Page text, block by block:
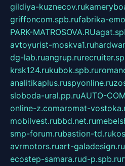
gildiya-kuznecov.ru
griffoncom.spb.rufabrika-
PARK-MATROSOVA.RU
avtoyurist-moskva1.ru
dg-lab.ruangrup.ru
krsk124.rukubok.spb.ru
analitikaplus.ruspyonline.ru
sloboda-ural.pp.ruAUTO-
online-z.comaromat-
mobilvest.rubbd.net.ru
smp-forum.rubastion-td.ru
avrmotors.ruart-galadesign.ru
ecostep-samara.rud-p.spb.ru